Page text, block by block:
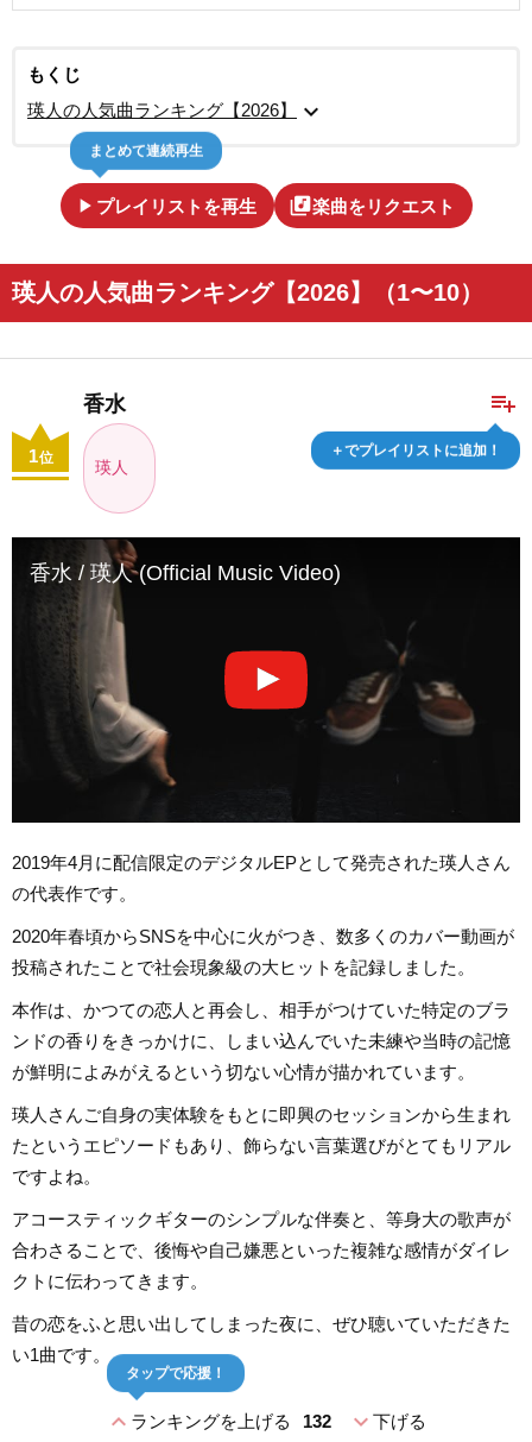
もくじ
瑛人の人気曲ランキング【2026】
expand_more
play_arrow プレイリストを再生
まとめて連続再生
library_music楽曲をリクエスト
瑛人の人気曲ランキング【2026】（1〜10）
playlist_add
＋でプレイリストに追加！
香水
瑛人
1位
香水 / 瑛人 (Official Music Video)
2019年4月に配信限定のデジタルEPとして発売された瑛人さん
の代表作です。
2020年春頃からSNSを中心に火がつき、数多くのカバー動画が
投稿されたことで社会現象級の大ヒットを記録しました。
本作は、かつての恋人と再会し、相手がつけていた特定のブラ
ンドの香りをきっかけに、しまい込んでいた未練や当時の記憶
が鮮明によみがえるという切ない心情が描かれています。
瑛人さんご自身の実体験をもとに即興のセッションから生まれ
たというエピソードもあり、飾らない言葉選びがとてもリアル
ですよね。
アコースティックギターのシンプルな伴奏と、等身大の歌声が
合わさることで、後悔や自己嫌悪といった複雑な感情がダイレ
クトに伝わってきます。
昔の恋をふと思い出してしまった夜に、ぜひ聴いていただきた
い1曲です。
expand_lessランキングを上げる 132
タップで応援！
expand_more下げる